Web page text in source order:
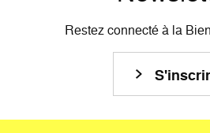
Restez connecté à la